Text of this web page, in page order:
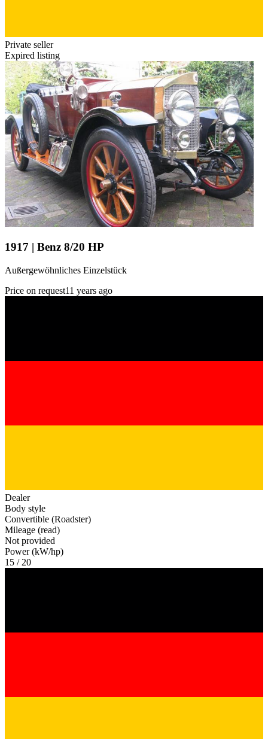
Private seller
Expired listing
1917 | Benz 8/20 HP
Außergewöhnliches Einzelstück
Price on request11 years ago
Dealer
Body style
Convertible (Roadster)
Mileage (read)
Not provided
Power (kW/hp)
15 / 20